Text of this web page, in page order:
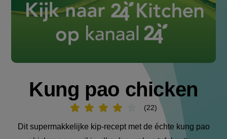
Kung pao chicken
22
Beoordeel
'Kung
pao
chicken'
Dit supermakkelijke kip-recept met de échte kung pao